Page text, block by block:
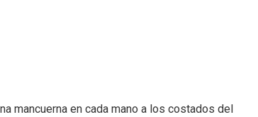
mancuerna en cada mano a los costados del